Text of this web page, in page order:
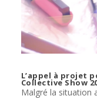
L’appel à projet
Collective Show
Malgré la situation